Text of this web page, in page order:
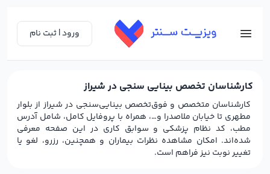
ورود | ثبت نام
کارشناسان تخصص بینایی سنجی در شیراز
کارشناسان متخصص و فوق‌تخصص بینایی‌سنجی در شیراز از بلوار
مطهری تا خیابان ملاصدرا و…، همراه با پروفایل کامل، شامل آدرس
مطب، کد نظام پزشکی و سوابق کاری در این صفحه معرفی
شده‌اند. امکان مشاهده نظرات بیماران و همچنین، رزرو، لغو یا
تغییر نوبت نیز فراهم است.